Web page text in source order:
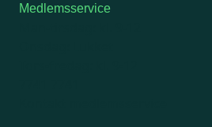
Medlemsservice